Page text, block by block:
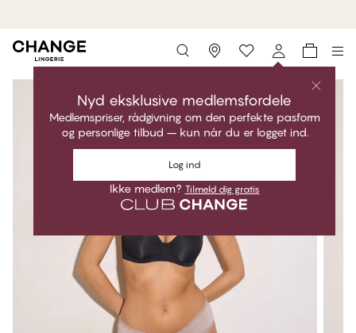
Storefinder
Nyd eksklusive medlemsfordele
Medlemspriser, rådgivning om den perfekte pasform
og personlige tilbud – kun når du er logget ind.
Log ind
Ikke medlem? Tilmeld dig gratis